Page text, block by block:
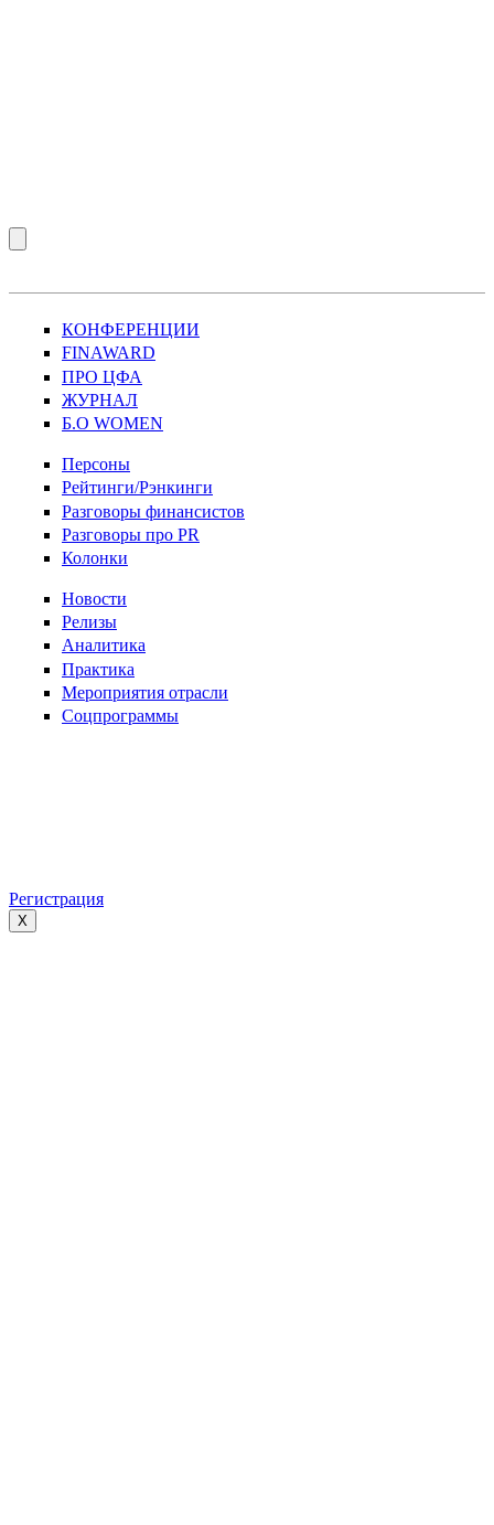
КОНФЕРЕНЦИИ
FINAWARD
ПРО ЦФА
ЖУРНАЛ
Б.О WOMEN
Персоны
Рейтинги/Рэнкинги
Разговоры финансистов
Разговоры про PR
Колонки
Новости
Релизы
Аналитика
Практика
Мероприятия отрасли
Соцпрограммы
Регистрация
X